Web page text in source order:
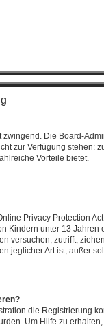
Die Board-
zur Verfügung stehen:
Vorteile bietet.
Privacy Protection
Kindern unter 13
versuchen, zutrifft,
jeglicher Art ist; außer
die Registrierung
Um Hilfe zu